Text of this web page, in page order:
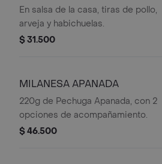
En salsa de la casa, tiras de pollo,
arveja y habichuelas.
$ 31.500
MILANESA APANADA
220g de Pechuga Apanada, con 2
opciones de acompañamiento.
$ 46.500